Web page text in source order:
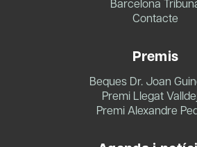
Contacte
Premis
Beques Dr. Joan
Premi Llegat
Premi Alexandre